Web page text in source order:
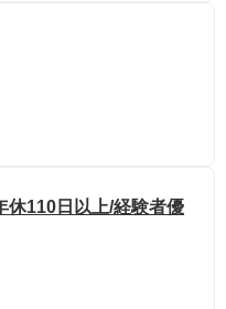
休110日以上/経験者優